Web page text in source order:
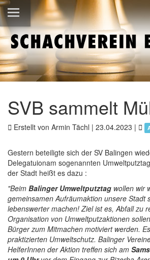
SVB sammelt
Erstellt von Armin Tächl | 23.04.2023 |
Gestern beteiligte sich der SV Balingen
Delegatuionam sogenannten
der Stadt heißt es dazu :
"Beim Balinger Umweltputztag wollen wir
gemeinsamen Aufräumaktion unsere Stadt
lebenswerter machen! Ziel ist es, Abfall zu
Organisation von Umweltputzaktionen
Bürger zum Mitmachen motiviert werden.
praktizierten Umweltschutz. Balinger
HelferInnen der Aktion treffen sich am